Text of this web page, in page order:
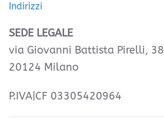
Indirizzi
SEDE LEGALE
via Giovanni Battista Pirelli, 38
20124 Milano
P.IVA|CF 03305420964